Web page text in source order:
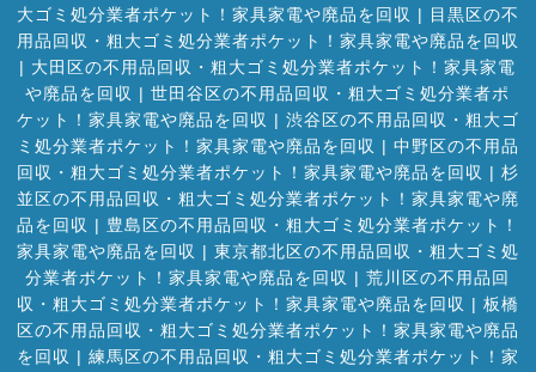
大ゴミ処分業者ポケット！家具家電や廃品を回収 | 目黒区の不
用品回収・粗大ゴミ処分業者ポケット！家具家電や廃品を回収
| 大田区の不用品回収・粗大ゴミ処分業者ポケット！家具家電
や廃品を回収 | 世田谷区の不用品回収・粗大ゴミ処分業者ポ
ケット！家具家電や廃品を回収 | 渋谷区の不用品回収・粗大ゴ
ミ処分業者ポケット！家具家電や廃品を回収 | 中野区の不用品
回収・粗大ゴミ処分業者ポケット！家具家電や廃品を回収 | 杉
並区の不用品回収・粗大ゴミ処分業者ポケット！家具家電や廃
品を回収 | 豊島区の不用品回収・粗大ゴミ処分業者ポケット！
家具家電や廃品を回収 | 東京都北区の不用品回収・粗大ゴミ処
分業者ポケット！家具家電や廃品を回収 | 荒川区の不用品回
収・粗大ゴミ処分業者ポケット！家具家電や廃品を回収 | 板橋
区の不用品回収・粗大ゴミ処分業者ポケット！家具家電や廃品
を回収 | 練馬区の不用品回収・粗大ゴミ処分業者ポケット！家